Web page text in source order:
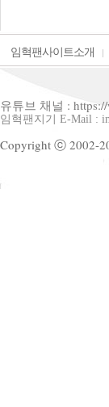
임혁팬사이트소개
유튜브 채널 :
임혁팬지기 E-Mail :
Copyright ⓒ 2002-